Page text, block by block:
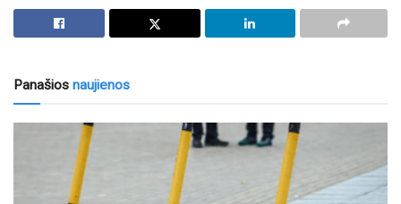
Panašios naujienos